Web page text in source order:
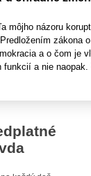
môjho názoru
zákona
a o čom je
funkcií a nie